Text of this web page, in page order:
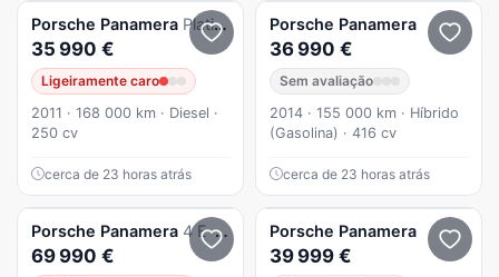
Porsche Panamera Platinum Edition
35 990 €
Ligeiramente caro
2011 · 168 000 km · Diesel ·
250 cv
cerca de 23 horas atrás
Porsche Panamera
36 990 €
Sem avaliação
2014 · 155 000 km · Híbrido
(Gasolina) · 416 cv
cerca de 23 horas atrás
Porsche Panamera 4 E-Hybrid Executive
69 990 €
Porsche Panamera
39 999 €